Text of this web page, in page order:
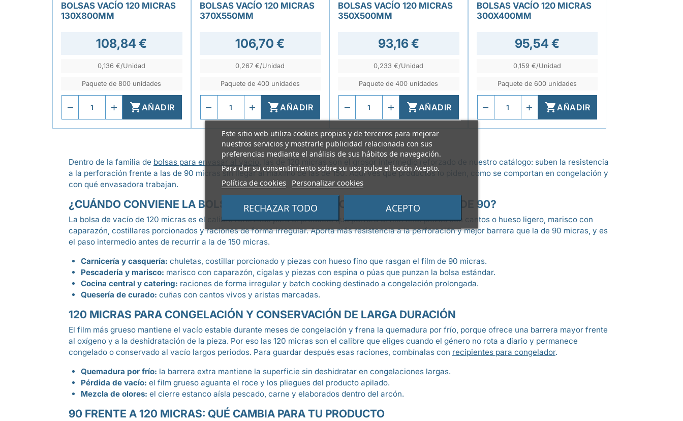
Este sitio web utiliza cookies propias y de terceros para mejorar
nuestros servicios y mostrarle publicidad relacionada con sus
preferencias mediante el análisis de sus hábitos de navegación.
Para dar su consentimiento sobre su uso pulse el botón Acepto.
Política de cookies Personalizar cookies
RECHAZAR TODO ACEPTO
BOLSAS VACÍO 120 MICRAS
130X800MM
108,84 €
0,136 €/Unidad
Paquete de 800 unidades
AÑADIR
BOLSAS VACÍO 120 MICRAS
370X550MM
106,70 €
0,267 €/Unidad
Paquete de 400 unidades
AÑADIR
BOLSAS VACÍO 120 MICRAS
350X500MM
93,16 €
0,233 €/Unidad
Paquete de 400 unidades
AÑADIR
BOLSAS VACÍO 120 MICRAS
300X400MM
95,54 €
0,159 €/Unidad
Paquete de 600 unidades
AÑADIR
Dentro de la familia de bolsas para envasar al vacío
, las de 120 micras son el grosor intermedio reforzado de nuestro catálogo: suben la resistencia
a la perforación frente a las de 90 micras sin llegar al máximo de las de 150. Aquí ves qué productos lo piden, cómo se comportan en congelación y
con qué envasadora trabajan.
¿CUÁNDO CONVIENE LA BOLSA DE VACÍO DE 120 MICRAS EN LUGAR DE LA DE 90?
La bolsa de vacío de 120 micras es el calibre reforzado para el producto que perfora el film fino: piezas con cantos o hueso ligero, marisco con
caparazón, costillares porcionados y raciones de forma irregular. Aporta más resistencia a la perforación y mejor barrera que la de 90 micras, y es
el paso intermedio antes de recurrir a la de 150 micras.
Carnicería y casquería: chuletas, costillar porcionado y piezas con hueso fino que rasgan el film de 90 micras.
Pescadería y marisco: marisco con caparazón, cigalas y piezas con espina o púas que punzan la bolsa estándar.
Cocina central y catering: raciones de forma irregular y batch cooking destinado a congelación prolongada.
Quesería de curado: cuñas con cantos vivos y aristas marcadas.
120 MICRAS PARA CONGELACIÓN Y CONSERVACIÓN DE LARGA DURACIÓN
El film más grueso mantiene el vacío estable durante meses de congelación y frena la quemadura por frío, porque ofrece una barrera mayor frente
al oxígeno y a la deshidratación de la pieza. Por eso las 120 micras son el calibre que eliges cuando el género no rota a diario y permanece
congelado o conservado al vacío largos periodos. Para guardar después esas raciones, combínalas con recipientes para congelador.
Quemadura por frío: la barrera extra mantiene la superficie sin deshidratar en congelaciones largas.
Pérdida de vacío: el film grueso aguanta el roce y los pliegues del producto apilado.
Mezcla de olores: el cierre estanco aísla pescado, carne y elaborados dentro del arcón.
90 FRENTE A 120 MICRAS: QUÉ CAMBIA PARA TU PRODUCTO